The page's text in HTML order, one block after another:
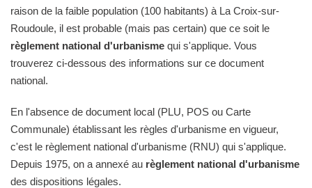
raison de la faible population (100 habitants) à La Croix-sur-
Roudoule, il est probable (mais pas certain) que ce soit le
règlement national d'urbanisme qui s'applique. Vous
trouverez ci-dessous des informations sur ce document
national.
En l'absence de document local (PLU, POS ou Carte
Communale) établissant les règles d'urbanisme en vigueur,
c'est le règlement national d'urbanisme (RNU) qui s'applique.
Depuis 1975, on a annexé au règlement national d'urbanisme
des dispositions légales.